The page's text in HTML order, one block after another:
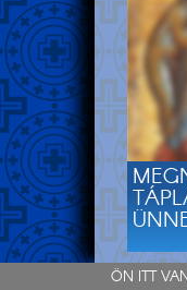
ÖN ITT